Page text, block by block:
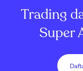
Trading
Super